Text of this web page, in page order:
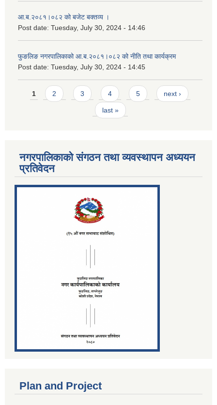
आ.ब.२०८१।०८२ को बजेट बक्तव्य ।
Post date: Tuesday, July 30, 2024 - 14:46
फुङलिङ नगरपालिकाको आ.ब.२०८१।०८२ को नीति तथा कार्यक्रम
Post date: Tuesday, July 30, 2024 - 14:45
Pages
1 2 3 4 5 next ›
last »
नगरपालिकाको संगठन तथा व्यवस्थापन अध्ययन
प्रतिवेदन
Plan and Project